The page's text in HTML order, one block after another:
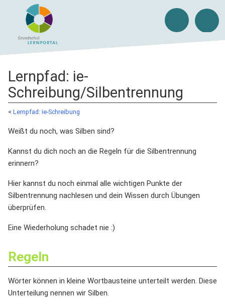
Lernpfad: ie-
Schreibung/Silbentrennung
< Lernpfad: ie-Schreibung
Weißt du noch, was Silben sind?
Kannst du dich noch an die Regeln für die Silbentrennung
erinnern?
Hier kannst du noch einmal alle wichtigen Punkte der
Silbentrennung nachlesen und dein Wissen durch Übungen
überprüfen.
Eine Wiederholung schadet nie :)
Regeln
Wörter können in kleine Wortbausteine unterteilt werden. Diese
Unterteilung nennen wir Silben.